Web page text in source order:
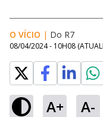
O VÍCIO | Do R7
08/04/2024 - 10H08
A+ A-